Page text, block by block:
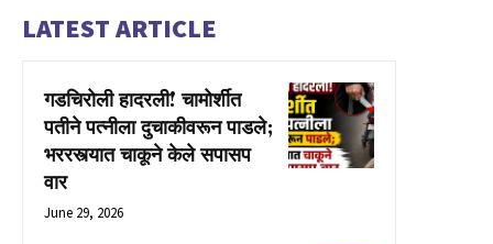
LATEST ARTICLE
गडचिरोली हादरली! चामोर्शीत
पतीने पत्नीला दुचाकीवरून पाडले;
भररस्त्यात चाकूने केले सपासप
वार
June 29, 2026